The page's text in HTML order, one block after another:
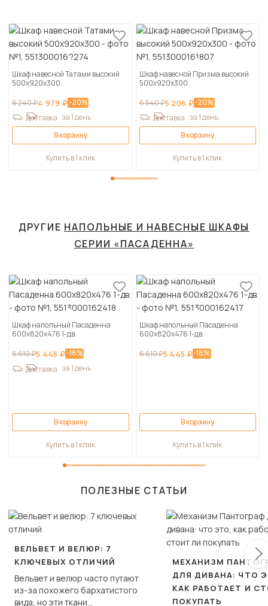
Шкаф навесной Татами высокий
500х920х300
6 240 ₽4 979 ₽-20%
Доставка за 1 день
В корзину
Купить в 1 клик
Шкаф навесной Призма высокий
500х920х300
6 540 ₽5 206 ₽-20%
Доставка за 1 день
В корзину
Купить в 1 клик
ДРУГИЕ НАПОЛЬНЫЕ И НАВЕСНЫЕ ШКАФЫ
СЕРИИ «ПАСАДЕННА»
Шкаф напольный Пасаденна
600х820х476 1-дв.
6 610 ₽5 445 ₽-18%
Доставка за 1 день
В корзину
Купить в 1 клик
Шкаф напольный Пасаденна
600х820х476 1-дв.
6 610 ₽5 445 ₽-18%
В корзину
Купить в 1 клик
ПОЛЕЗНЫЕ СТАТЬИ
ВЕЛЬВЕТ И ВЕЛЮР: 7
КЛЮЧЕВЫХ ОТЛИЧИЙ
Вельвет и велюр часто путают
из-за похожего бархатистого
вида, но эти ткани
МЕХАНИЗМ
ДЛЯ ДИВАНА: ЧТО
КАК РАБОТАЕТ И
ПОКУПАТЬ